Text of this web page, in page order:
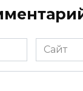
Сайт